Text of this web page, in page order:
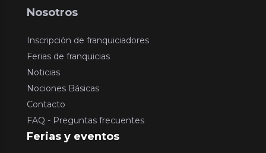
Nosotros
Inscripción de franquiciadores
Ferias de franquicias
Noticias
Nociones Básicas
Contacto
FAQ - Preguntas frecuentes
Ferias y eventos